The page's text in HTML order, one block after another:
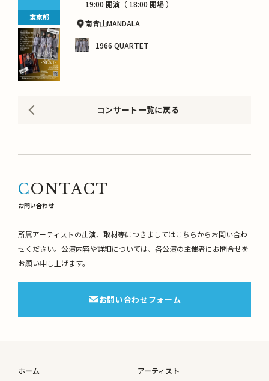
19:00 開演（ 18:00 開場 ）
南青山MANDALA
1966 QUARTET
東京都
コンサート一覧に戻る
CONTACT
お問い合わせ
所属アーティストの出演、取材等につきましてはこちらからお問い合わ
せください。 公演内容や詳細については、各公演の主催者にお問合せを
お願い申し上げます。
お問い合わせフォーム
ホーム アーティスト